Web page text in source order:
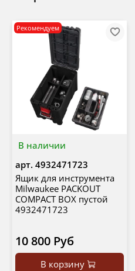
В наличии
Рекомендуем
арт. 4932471723
Ящик для инструмента
Milwaukee PACKOUT
COMPACT BOX пустой
4932471723
10 800 Руб
В корзину